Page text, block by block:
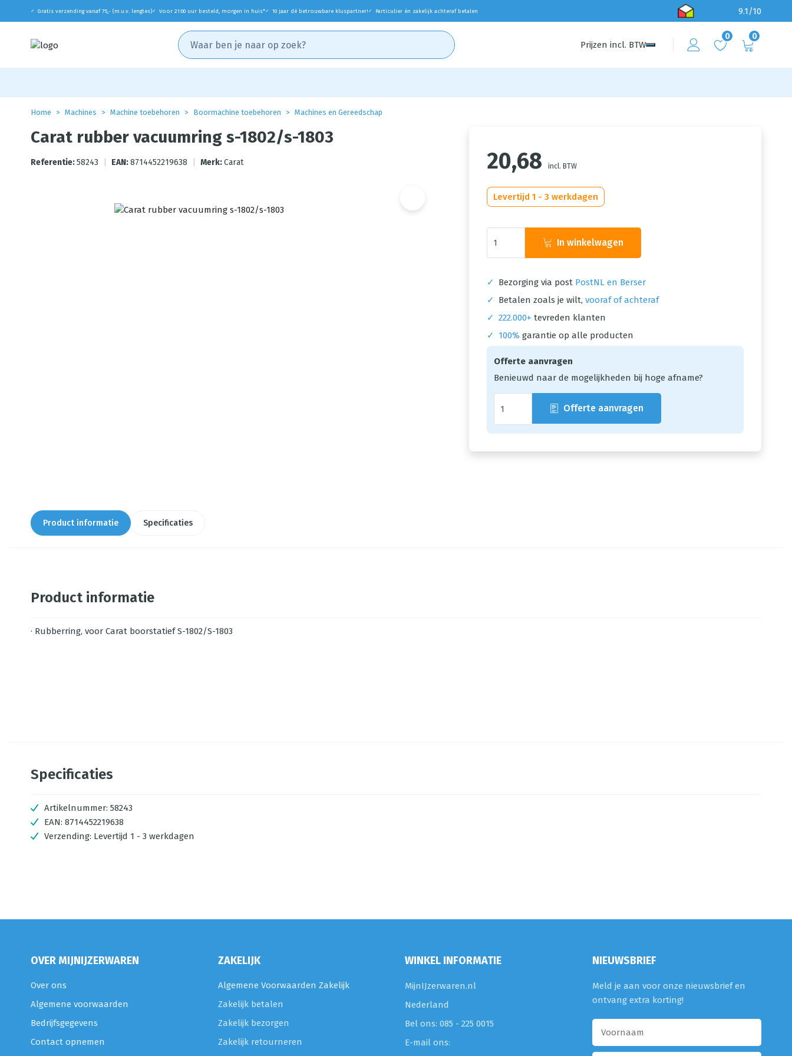
✓ Gratis verzending vanaf 75,- (m.u.v. lengtes)✓ Voor 21:00 uur besteld, morgen in huis*✓ 10 jaar dé betrouwbare kluspartner! ✓ Particulier én zakelijk achteraf betalen 9.1/10
Prijzen incl. BTW
0 0
Home Machines Machine toebehoren Boormachine toebehoren Machines en Gereedschap
Carat rubber vacuumring s-1802/s-1803
Referentie:58243 EAN:8714452219638 Merk:Carat 20,68 incl. BTW
Levertijd 1 - 3 werkdagen
In winkelwagen
✓ Bezorging via post PostNL en Berser
✓
Betalen zoals je wilt, vooraf of achteraf
✓ 222.000+ tevreden klanten
✓
100% garantie op alle producten
Offerte aanvragen
Benieuwd naar de mogelijkheden bij hoge afname?
Offerte aanvragen
Product informatie Specificaties
Product informatie
· Rubberring, voor Carat boorstatief S-1802/S-1803
Specificaties
Artikelnummer: 58243
EAN: 8714452219638
Verzending: Levertijd 1 - 3 werkdagen
OVER MIJNIJZERWAREN
Over ons
Algemene voorwaarden
Bedrijfsgegevens
Contact opnemen
ZAKELIJK
Algemene Voorwaarden Zakelijk
Zakelijk betalen
Zakelijk bezorgen
Zakelijk retourneren
WINKEL INFORMATIE
MijnIJzerwaren.nl
Nederland
Bel ons: 085 - 225 0015
E-mail ons:
NIEUWSBRIEF
Meld je aan voor onze nieuwsbrief en
ontvang extra korting!